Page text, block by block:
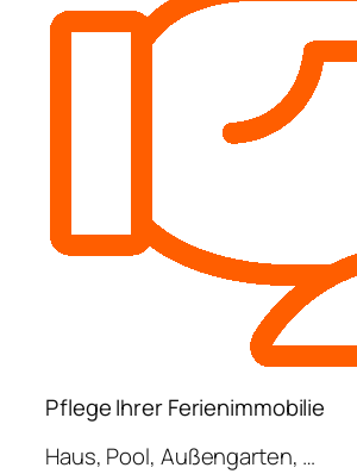
Pflege Ihrer Ferienimmobilie
Haus, Pool, Außengarten, …